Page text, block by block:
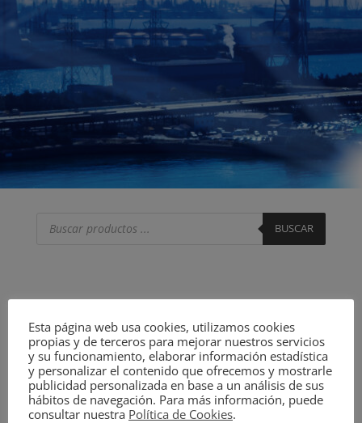
productos
BUSCAR
Esta página web usa cookies, utilizamos cookies
propias y de terceros para mejorar nuestros servicios
y su funcionamiento, elaborar información estadística
y personalizar el contenido que ofrecemos y mostrarle
publicidad personalizada en base a un análisis de sus
hábitos de navegación. Para más información, puede
consultar nuestra Política de Cookies.